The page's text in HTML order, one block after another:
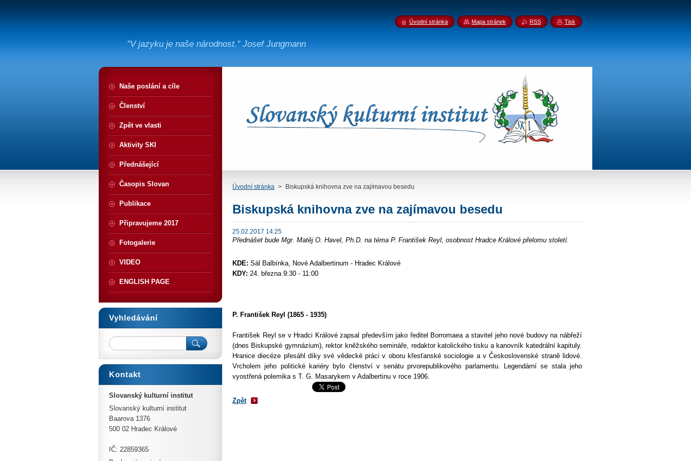
"V jazyku je naše národnost." Josef Jungmann
Úvodní stránka > Biskupská knihovna zve na zajímavou besedu
Biskupská knihovna zve na zajímavou besedu
25.02.2017 14:25
Přednášet bude Mgr. Matěj O. Havel, Ph.D. na téma P. František Reyl, osobnost Hradce Králové přelomu století.
KDE: Sál Balbínka, Nové Adalbertinum - Hradec Králové
KDY: 24. března 9:30 - 11:00
P. František Reyl (1865 - 1935)
František Reyl se v Hradci Králové zapsal především jako ředitel Borromaea a stavitel jeho nové budovy na nábřeží
(dnes Biskupské gymnázium), rektor kněžského semináře, redaktor katolického tisku a kanovník katedrální kapituly.
Hranice diecéze přesáhl díky své vědecké práci v oboru křesťanské sociologie a v Československé straně lidové.
Vrcholem jeho politické kariéry bylo členství v senátu prvorepublikového parlamentu. Legendární se stala jeho
vyostřená polemika s T. G. Masarykem v Adalbertinu v roce 1906.
Zpět
Naše poslání a cíle
Členství
Zpět ve vlasti
Aktivity SKI
Přednášející
Časopis Slovan
Publikace
Připravujeme 2017
Fotogalerie
VIDEO
ENGLISH PAGE
Vyhledávání
Kontakt
Slovanský kulturní institut
Slovanský kulturní institut
Baarova 1376
500 02 Hradec Králové
IČ: 22859365
Úvodní stránka Mapa stránek RSS Tisk